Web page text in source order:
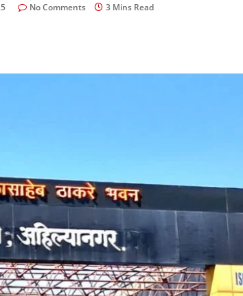
No Comments 3 Mins Read